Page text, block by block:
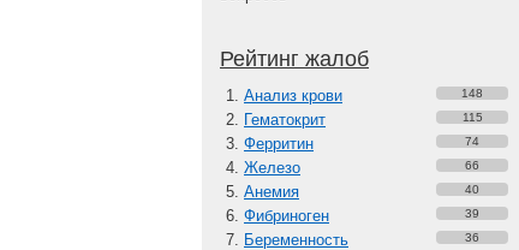
Рейтинг жалоб
Анализ крови 148
Гематокрит 115
Ферритин 74
Железо 66
Анемия 40
Фибриноген 39
Беременность 36